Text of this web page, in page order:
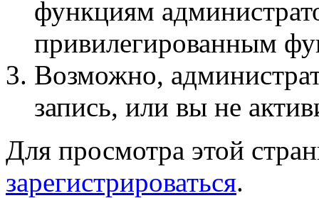
функциям
привилегированным
Возможно,
запись, или вы не
Для просмотра этой
зарегистрироваться.